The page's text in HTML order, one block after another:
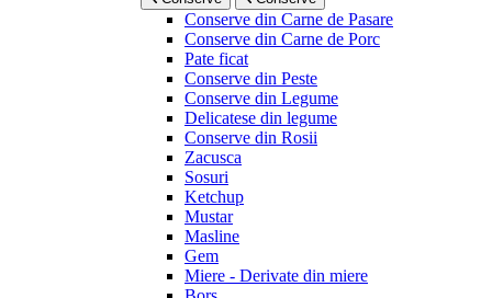
Conserve din Carne de Pasare
Conserve din Carne de Porc
Pate ficat
Conserve din Peste
Conserve din Legume
Delicatese din legume
Conserve din Rosii
Zacusca
Sosuri
Ketchup
Mustar
Masline
Gem
Miere - Derivate din miere